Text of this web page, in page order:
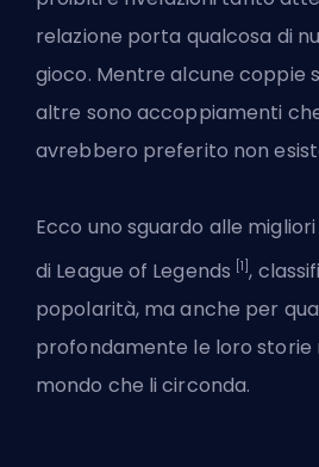
relazione porta qualcosa di
gioco. Mentre alcune coppie
altre sono accoppiamenti
avrebbero preferito non
Ecco uno sguardo alle
di League of Legends [1] ,
popolarità, ma anche per
profondamente le loro storie
mondo che li circonda.